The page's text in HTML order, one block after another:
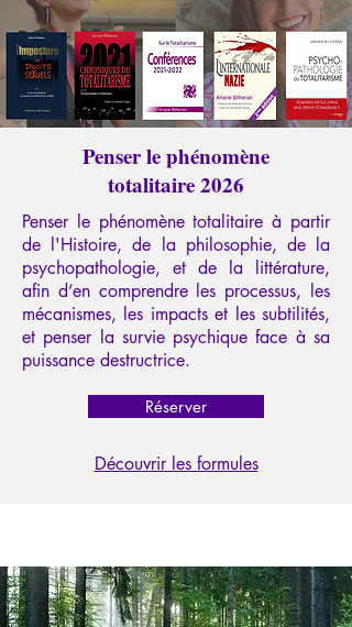
Penser le phénomène
totalitaire 2026
Penser le phénomène totalitaire à partir
de l'Histoire, de la philosophie, de la
psychopathologie, et de la littérature,
afin d’en comprendre les processus, les
mécanismes, les impacts et les subtilités,
et penser la survie psychique face à sa
puissance destructrice.
Réserver
Découvrir les formules